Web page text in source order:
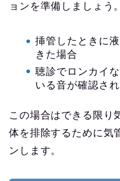
ョンを準備しましょう。
挿管したときに
きた場合
聴診でロンカイ
いる音が確認さ
この場合はできる限り
体を排除するために気
ンします。